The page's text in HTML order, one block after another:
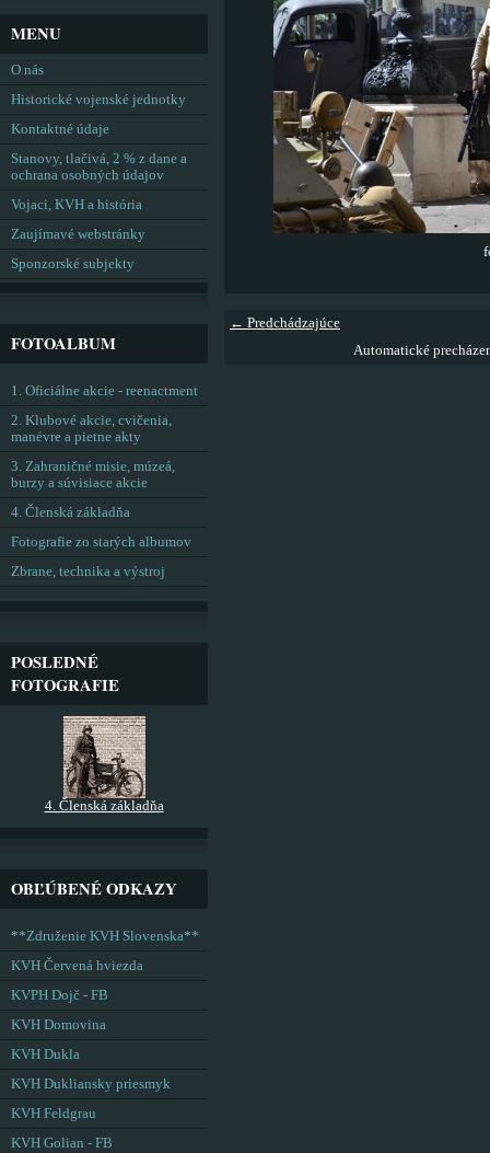
← Predchádzajúce
Automatické
MENU
O nás
Historické vojenské jednotky
Kontaktné údaje
Stanovy, tlačivá, 2 % z dane a
ochrana osobných údajov
Vojaci, KVH a história
Zaujímavé webstránky
Sponzorské subjekty
FOTOALBUM
1. Oficiálne akcie - reenactment
2. Klubové akcie, cvičenia,
manévre a pietne akty
3. Zahraničné misie, múzeá,
burzy a súvisiace akcie
4. Členská základňa
Fotografie zo starých albumov
Zbrane, technika a výstroj
POSLEDNÉ
FOTOGRAFIE
4. Členská základňa
OBĽÚBENÉ ODKAZY
**Združenie KVH Slovenska**
KVH Červená hviezda
KVPH Dojč - FB
KVH Domovina
KVH Dukla
KVH Dukliansky priesmyk
KVH Feldgrau
KVH Golian - FB